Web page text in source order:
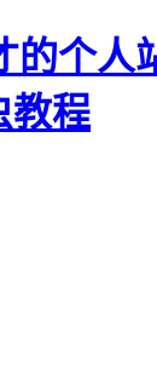
的个人
教程